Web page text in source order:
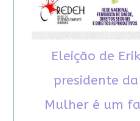
Eleição de
presidente
Mulher é um